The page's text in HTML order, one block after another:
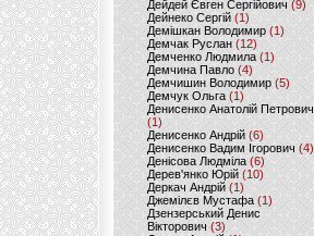
Дейдей Євген Сергійович(9)
Дейнеко Сергій (1)
Демішкан Володимир(1)
Демчак Руслан (12)
Демченко Людмила (1)
Демчина Павло (4)
Демчишин Володимир (5)
Демчук Ольга(1)
Денисенко Анатолій Петрович
(1)
Денисенко Андрій (6)
Денисенко Вадим Ігорович (4)
Денісова Людміла(6)
Дерев'янко Юрій(10)
Деркач Андрій(1)
Джемілєв Мустафа (1)
Дзензерський Денис
Вікторович (3)